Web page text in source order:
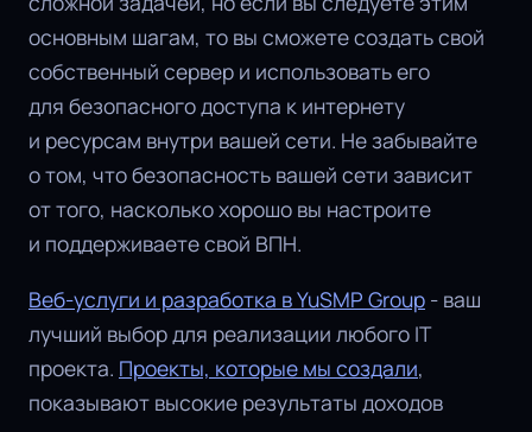
основным шагам, то вы сможете создать свой
собственный сервер и использовать его
для безопасного доступа к интернету
и ресурсам внутри вашей сети. Не забывайте
о том, что безопасность вашей сети зависит
от того, насколько хорошо вы настроите
и поддерживаете свой ВПН.
Веб-услуги и разработка в YuSMP Group - ваш
лучший выбор для реализации любого IT
проекта. Проекты, которые мы создали,
показывают высокие результаты доходов